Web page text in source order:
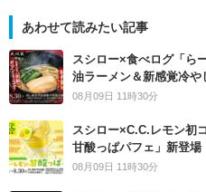
あわせて読みたい記事
スシロー×食べログ「ら
油ラーメン＆新感覚冷
08月09日 11時30分
スシロー×C.C.レモン初
甘酸っぱパフェ」新登場
08月09日 11時30分